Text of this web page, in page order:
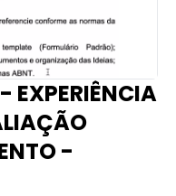
EXPERIÊNCIA
-